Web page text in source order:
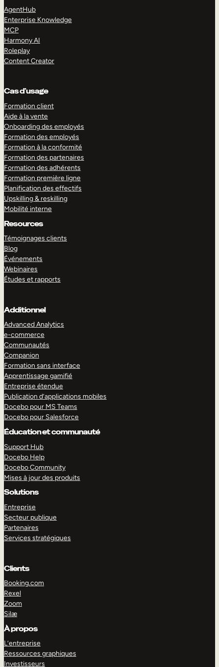
AgentHub
Enterprise Knowledge
MCP
Harmony AI
Roleplay
Content Creator
Cas d’usage
Formation client
Aide à la vente
Onboarding des employés
Formation des employés
Formation à la conformité
Formation des partenaires
Formation des adhérents
Formation première ligne
Planification des effectifs
Upskilling & reskilling
Mobilité interne
Resources
Témoignages clients
Blog
Événements
Webinaires
Études et rapports
Additionnel
Advanced Analytics
e-commerce
Communautés
Companion
Formation sans interface
Apprentissage gamifié
Entreprise étendue
Publication d’applications mobiles
Docebo pour MS Teams
Docebo pour Salesforce
Éducation et communauté
Support Hub
Docebo Help
Docebo Community
Mises à jour des produits
Solutions
Entreprise
Secteur publique
Partenaires
Services stratégiques
Clients
Booking.com
Rexel
Zoom
Silæ
À propos
L’entreprise
Ressources graphiques
Investisseurs